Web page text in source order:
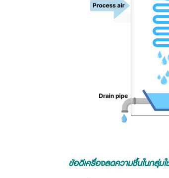
ข้อดีเครื่องลดความชื้นในกลุ่มใ